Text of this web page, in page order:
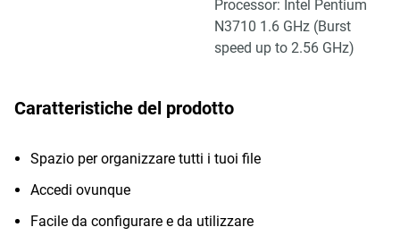
Processor: Intel Pentium
N3710 1.6 GHz (Burst
speed up to 2.56 GHz)
Caratteristiche del prodotto
Spazio per organizzare tutti i tuoi file
Accedi ovunque
Facile da configurare e da utilizzare